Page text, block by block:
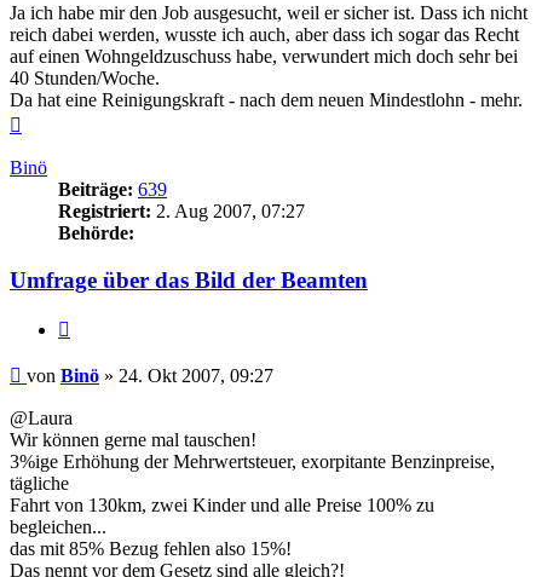
Ja ich habe mir den Job ausgesucht, weil er sicher ist. Dass ich nicht
reich dabei werden, wusste ich auch, aber dass ich sogar das Recht
auf einen Wohngeldzuschuss habe, verwundert mich doch sehr bei
40 Stunden/Woche.
Da hat eine Reinigungskraft - nach dem neuen Mindestlohn - mehr.
Binö
Beiträge: 639
Registriert: 2. Aug 2007, 07:27
Behörde:
Umfrage über das Bild der Beamten
Beitrag
von Binö » 24. Okt 2007, 09:27
@Laura
Wir können gerne mal tauschen!
3%ige Erhöhung der Mehrwertsteuer, exorpitante Benzinpreise,
tägliche
Fahrt von 130km, zwei Kinder und alle Preise 100% zu
begleichen...
das mit 85% Bezug fehlen also 15%!
Das nennt vor dem Gesetz sind alle gleich?!